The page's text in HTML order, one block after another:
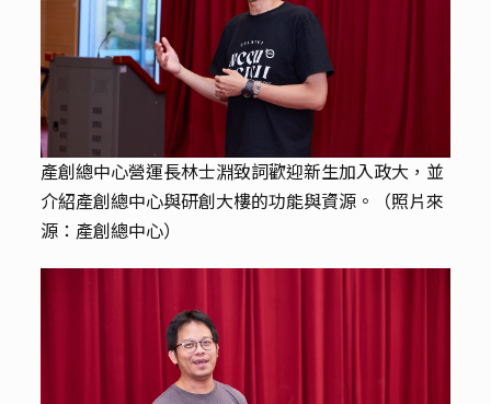
產創總中心營運長林士淵致詞歡迎新生加入政大，並
介紹產創總中心與研創大樓的功能與資源。（照片來
源：產創總中心）